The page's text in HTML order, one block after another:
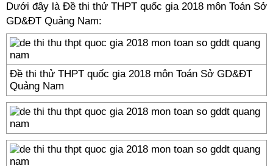
Dưới đây là Đề thi thử THPT quốc gia 2018 môn Toán Sở
GD&ĐT Quảng Nam:
Đề thi thử THPT quốc gia 2018 môn Toán Sở GD&ĐT
Quảng Nam